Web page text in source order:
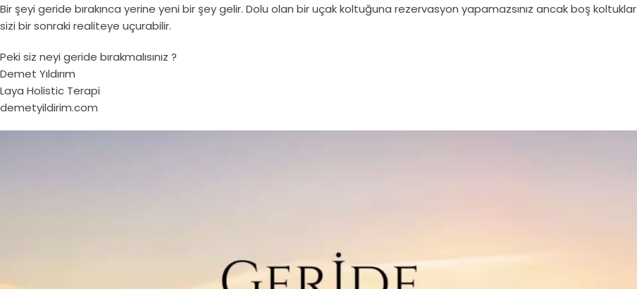
Bir şeyi geride bırakınca yerine yeni bir şey gelir. Dolu olan bir uçak koltuğuna rezervasyon yapamazsınız ancak boş koltuklar
sizi bir sonraki realiteye uçurabilir.
Peki siz neyi geride bırakmalısınız ?
Demet Yıldırım
Laya Holistic Terapi
demetyildirim.com